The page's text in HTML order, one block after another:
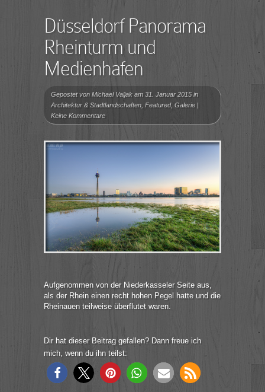
Düsseldorf Panorama
Rheinturm und
Medienhafen
Gepostet von Michael Valjak am 31. Januar 2015 in
Architektur & Stadtlandschaften Featured, Galerie |
Keine Kommentare
Aufgenommen von der Niederkasseler Seite aus,
als der Rhein einen recht hohen Pegel hatte und die
Rheinauen teilweise überflutet waren.
Dir hat dieser Beitrag gefallen? Dann freue ich
mich, wenn du ihn teilst: